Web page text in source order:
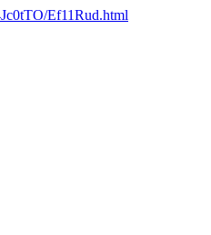
Ef11Rud.html